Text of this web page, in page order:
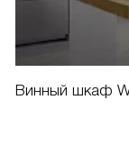
Винный шкаф